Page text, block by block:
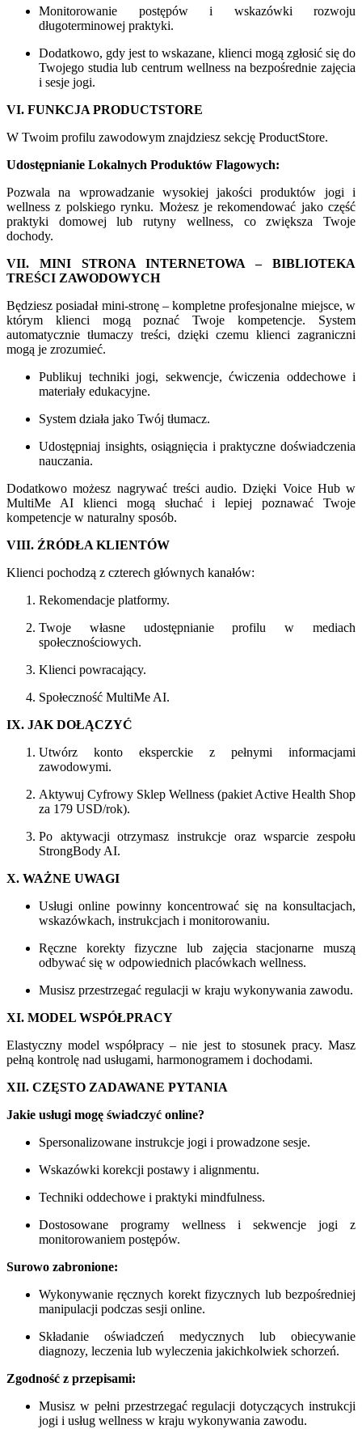
Monitorowanie postępów i wskazówki rozwoju
długoterminowej praktyki.
Dodatkowo, gdy jest to wskazane, klienci mogą zgłosić się do
Twojego studia lub centrum wellness na bezpośrednie zajęcia
i sesje jogi.
VI. FUNKCJA PRODUCTSTORE
W Twoim profilu zawodowym znajdziesz sekcję ProductStore.
Udostępnianie Lokalnych Produktów Flagowych:
Pozwala na wprowadzanie wysokiej jakości produktów jogi i
wellness z polskiego rynku. Możesz je rekomendować jako część
praktyki domowej lub rutyny wellness, co zwiększa Twoje
dochody.
VII. MINI STRONA INTERNETOWA – BIBLIOTEKA
TREŚCI ZAWODOWYCH
Będziesz posiadał mini-stronę – kompletne profesjonalne miejsce, w
którym klienci mogą poznać Twoje kompetencje. System
automatycznie tłumaczy treści, dzięki czemu klienci zagraniczni
mogą je zrozumieć.
Publikuj techniki jogi, sekwencje, ćwiczenia oddechowe i
materiały edukacyjne.
System działa jako Twój tłumacz.
Udostępniaj insights, osiągnięcia i praktyczne doświadczenia
nauczania.
Dodatkowo możesz nagrywać treści audio. Dzięki Voice Hub w
MultiMe AI klienci mogą słuchać i lepiej poznawać Twoje
kompetencje w naturalny sposób.
VIII. ŹRÓDŁA KLIENTÓW
Klienci pochodzą z czterech głównych kanałów:
Rekomendacje platformy.
Twoje własne udostępnianie profilu w mediach
społecznościowych.
Klienci powracający.
Społeczność MultiMe AI.
IX. JAK DOŁĄCZYĆ
Utwórz konto eksperckie z pełnymi informacjami
zawodowymi.
Aktywuj Cyfrowy Sklep Wellness (pakiet Active Health Shop
za 179 USD/rok).
Po aktywacji otrzymasz instrukcje oraz wsparcie zespołu
StrongBody AI.
X. WAŻNE UWAGI
Usługi online powinny koncentrować się na konsultacjach,
wskazówkach, instrukcjach i monitorowaniu.
Ręczne korekty fizyczne lub zajęcia stacjonarne muszą
odbywać się w odpowiednich placówkach wellness.
Musisz przestrzegać regulacji w kraju wykonywania zawodu.
XI. MODEL WSPÓŁPRACY
Elastyczny model współpracy – nie jest to stosunek pracy. Masz
pełną kontrolę nad usługami, harmonogramem i dochodami.
XII. CZĘSTO ZADAWANE PYTANIA
Jakie usługi mogę świadczyć online?
Spersonalizowane instrukcje jogi i prowadzone sesje.
Wskazówki korekcji postawy i alignmentu.
Techniki oddechowe i praktyki mindfulness.
Dostosowane programy wellness i sekwencje jogi z
monitorowaniem postępów.
Surowo zabronione:
Wykonywanie ręcznych korekt fizycznych lub bezpośredniej
manipulacji podczas sesji online.
Składanie oświadczeń medycznych lub obiecywanie
diagnozy, leczenia lub wyleczenia jakichkolwiek schorzeń.
Zgodność z przepisami:
Musisz w pełni przestrzegać regulacji dotyczących instrukcji
jogi i usług wellness w kraju wykonywania zawodu.